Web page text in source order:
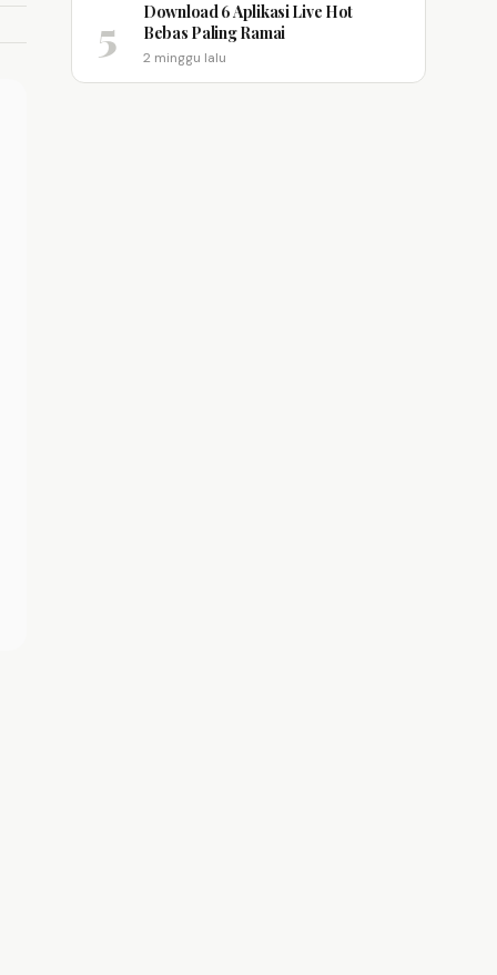
5
Download 6 Aplikasi Live Hot
Bebas Paling Ramai
2 minggu lalu